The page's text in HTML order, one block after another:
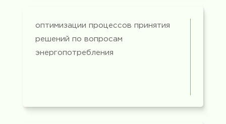
оптимизации процессов принятия
решений по вопросам
энергопотребления